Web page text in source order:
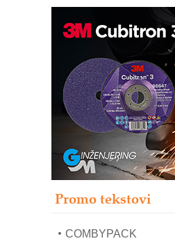
Promo tekstovi
Bezbednost na prvom
IB BLUMENAUER -
poverenja u industriji
RMQ-TITAN
– Pametna
upravljanje mašinama
Sigurnije ispitivanje
solarnim
Pranje točkova na
modernog i
mrežnog pretvarača
COMBYPACK